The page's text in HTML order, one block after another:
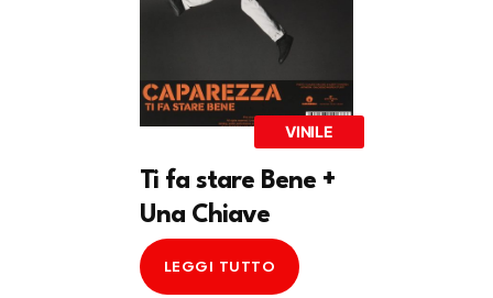
VINILE
Ti fa stare Bene +
Una Chiave
LEGGI TUTTO